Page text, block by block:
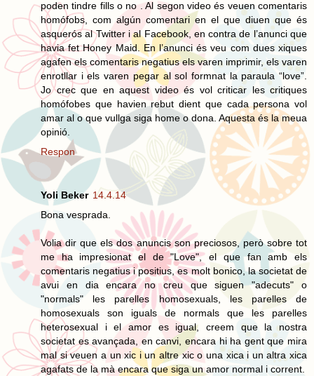
poden tindre fills o no . Al segon video és veuen comentaris
homófobs, com algún comentari en el que diuen que és
asquerós al Twitter i al Facebook, en contra de l’anunci que
havia fet Honey Maid. En l’anunci és veu com dues xiques
agafen els comentaris negatius els varen imprimir, els varen
enrotllar i els varen pegar al sol formnat la paraula “love”.
Jo crec que en aquest video és vol criticar les critiques
homófobes que havien rebut dient que cada persona vol
amar al o que vullga siga home o dona. Aquesta és la meua
opinió.
Respon
Yoli Beker 14.4.14
Bona vesprada.
Volia dir que els dos anuncis son preciosos, però sobre tot
me ha impresionat el de "Love", el que fan amb els
comentaris negatius i positius, es molt bonico, la societat de
avui en dia encara no creu que siguen "adecuts" o
"normals" les parelles homosexuals, les parelles de
homosexuals son iguals de normals que les parelles
heterosexual i el amor es igual, creem que la nostra
societat es avançada, en canvi, encara hi ha gent que mira
mal si veuen a un xic i un altre xic o una xica i un altra xica
agafats de la mà encara que siga un amor normal i corrent.